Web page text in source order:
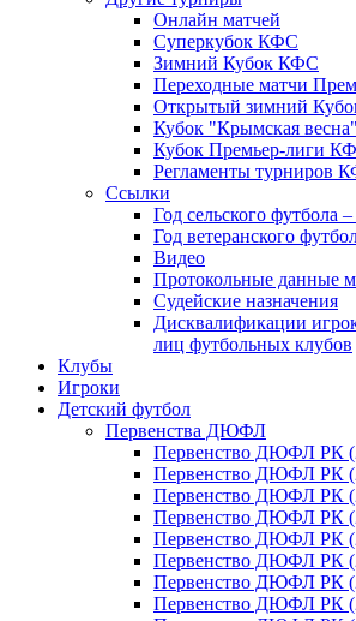
Онлайн матчей
Суперкубок КФС
Зимний Кубок КФС
Переходные матчи
Открытый зимний
Кубок "Крымская весна"
Кубок Премьер-лиги
Регламенты турниров
Ссылки
Год сельского футбола –
Год ветеранского
Видео
Протокольные данные
Судейские назначения
Дисквалификации
лиц футбольных клубов
Клубы
Игроки
Детский футбол
Первенства ДЮФЛ
Первенство ДЮФЛ РК
Первенство ДЮФЛ РК
Первенство ДЮФЛ РК
Первенство ДЮФЛ РК
Первенство ДЮФЛ РК
Первенство ДЮФЛ РК
Первенство ДЮФЛ РК
Первенство ДЮФЛ РК